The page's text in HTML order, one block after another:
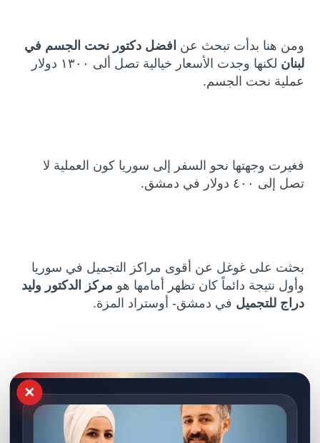
ومن هنا بدأت تبحث عن افضل دكتور نحت الجسم في
لبنان
لكنها وجدت الأسعار خيالية تصل ألى ١٣٠٠ دولار
عملية نحت الجسم.
فغيرت وجهتها نحو السفر إلى سوريا كون العملية لا
تصل إلى ٤٠٠ دولار في دمشق.
بحثت على غوغل عن أقوى مراكز التجميل في سوريا
وأول نتيجة دائماً كان تظهر أمامها هو مركز الدكتور وليد
دراج للتجميل في دمشق- أوستراد المزة.
تواصلت مع المركز واستفسرت عن الخدمات وأسعارها
التي وجدتها مميزة للغاية تختلف عن أسعار اللبنان من
×